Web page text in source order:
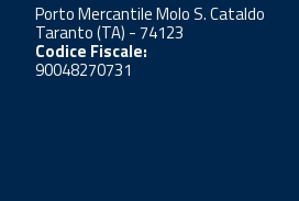
Porto Mercantile Molo S. Cataldo
Taranto (TA) - 74123
Codice Fiscale:
90048270731